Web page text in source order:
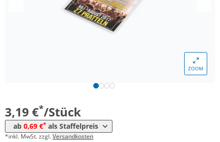
ZOOM
3,19 €*/Stück
ab 0,69 €* als Staffelpreis
1,39 €
ab 600 Stück
ab 800 Stück
*inkl. MwSt. zzgl.Versandkosten